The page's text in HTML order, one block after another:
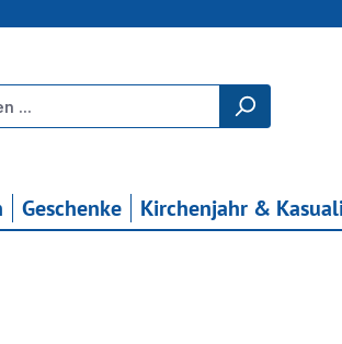
Geschenke Kirchenjahr &